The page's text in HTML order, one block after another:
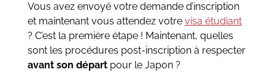
Vous avez envoyé votre demande d’inscription
et maintenant vous attendez votre visa étudiant
? C’est la première étape ! Maintenant, quelles
sont les procédures post-inscription à respecter
avant son départpour le Japon ?